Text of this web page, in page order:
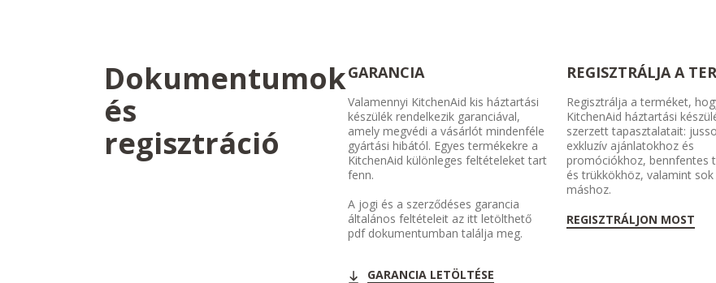
Dokumentumok
és
regisztráció
GARANCIA
Valamennyi KitchenAid kis háztartási
készülék rendelkezik garanciával,
amely megvédi a vásárlót mindenféle
gyártási hibától. Egyes termékekre a
KitchenAid különleges feltételeket tart
fenn.
A jogi és a szerződéses garancia
általános feltételeit az itt letölthető
pdf dokumentumban találja meg.
GARANCIA LETÖLTÉSE
REGISZTRÁLJA A
Regisztrálja a terméket,
KitchenAid háztartási
szerzett tapasztalatait:
exkluzív ajánlatokhoz és
promóciókhoz, bennfentes
és trükkökhöz, valamint
máshoz.
REGISZTRÁLJON MOST